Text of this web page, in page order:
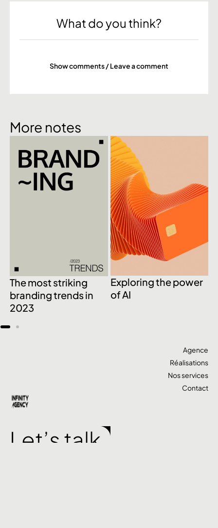
What do you think?
Show comments / Leave a comment
More notes
The most striking
branding trends in
2023
Exploring the power
of AI
Let’s talk
Agence
Réalisations
Nos services
Contact